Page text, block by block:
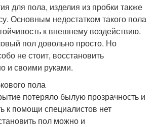
для пола, изделия из пробки также
Основным недостатком такого пола
к внешнему воздействию.
пол довольно просто. Но
не стоит, восстановить
и своими руками.
пола
потеряло былую прозрачность и
к помощи специалистов нет
пол можно и